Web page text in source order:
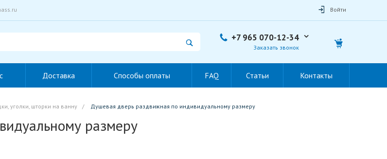
Войти
+7 965 070-12-34
Заказать звонок
Доставка Способы оплаты FAQ Статьи Контакты
уголки, шторки на ванну / Душевая дверь раздвижная по индивидуальному размеру
размеру